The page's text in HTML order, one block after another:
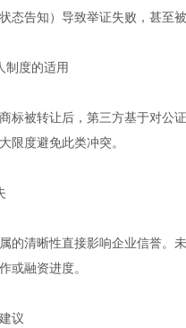
态告知）导致举证失败，甚至
制度的适用
标被转让后，第三方基于对公
限度避免此类冲突。
的清晰性直接影响企业信誉。
或融资进度。
议